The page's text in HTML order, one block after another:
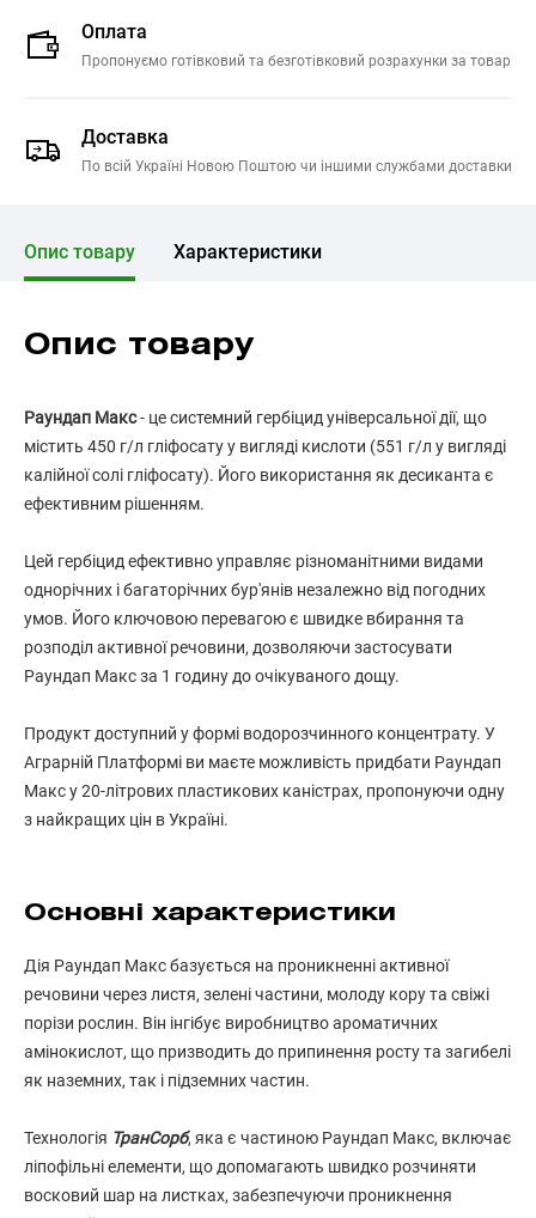
Оплата
Пропонуємо готівковий та безготівковий розрахунки за товар
Доставка
По всій Україні Новою Поштою чи іншими службами доставки
Опис товару Характеристики
Опис товару
Раундап Макс- це системний гербіцид універсальної дії, що
містить 450 г/л гліфосату у вигляді кислоти (551 г/л у вигляді
калійної солі гліфосату). Його використання як десиканта є
ефективним рішенням.
Цей гербіцид ефективно управляє різноманітними видами
однорічних і багаторічних бур'янів незалежно від погодних
умов. Його ключовою перевагою є швидке вбирання та
розподіл активної речовини, дозволяючи застосувати
Раундап Макс за 1 годину до очікуваного дощу.
Продукт доступний у формі водорозчинного концентрату. У
Аграрній Платформі ви маєте можливість придбати Раундап
Макс у 20-літрових пластикових каністрах, пропонуючи одну
з найкращих цін в Україні.
Основні характеристики
Дія Раундап Макс базується на проникненні активної
речовини через листя, зелені частини, молоду кору та свіжі
порізи рослин. Він інгібує виробництво ароматичних
амінокислот, що призводить до припинення росту та загибелі
як наземних, так і підземних частин.
Технологія ТранСорб, яка є частиною Раундап Макс, включає
ліпофільні елементи, що допомагають швидко розчиняти
восковий шар на листках, забезпечуючи проникнення